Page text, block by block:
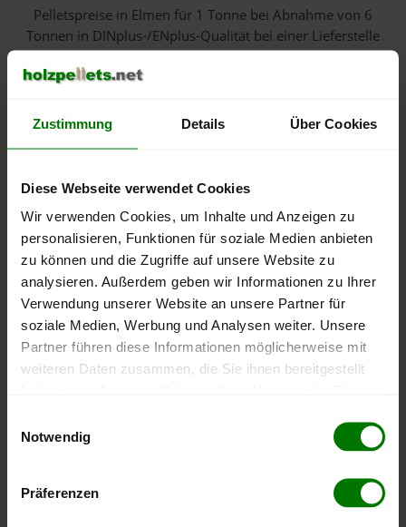
Zustimmung Details Über Cookies
Diese Webseite verwendet Cookies
Wir verwenden Cookies, um Inhalte und Anzeigen zu
personalisieren, Funktionen für soziale Medien anbieten
zu können und die Zugriffe auf unsere Website zu
analysieren. Außerdem geben wir Informationen zu Ihrer
Verwendung unserer Website an unsere Partner für
soziale Medien, Werbung und Analysen weiter. Unsere
Partner führen diese Informationen möglicherweise mit
weiteren Daten zusammen, die Sie ihnen bereitgestellt
Notwendig
Präferenzen
Pelletspreise in Elmen für 1 Tonne bei Abnahmevon 6
Tonnen in DINplus-/ENplus-Qualität bei einer Lieferstelle
inkl. MwSt.:
September
Januar
Mai
0 €
200 €
400 €
Die aktuelle Preisentwicklung für Holzpellets in Österreich
-Seite